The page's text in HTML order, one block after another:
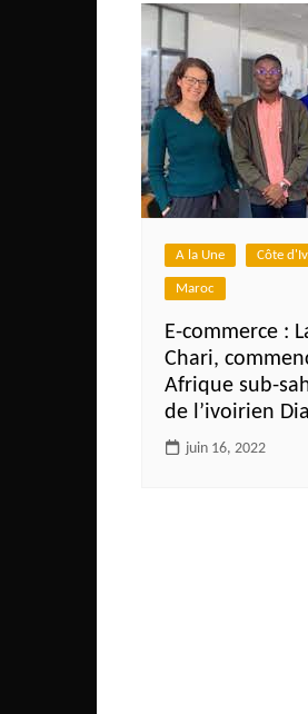
A la Une Côte
Maroc
E-commerce :
Chari,
Afrique sub-
de l’ivoirien
juin 16, 2022